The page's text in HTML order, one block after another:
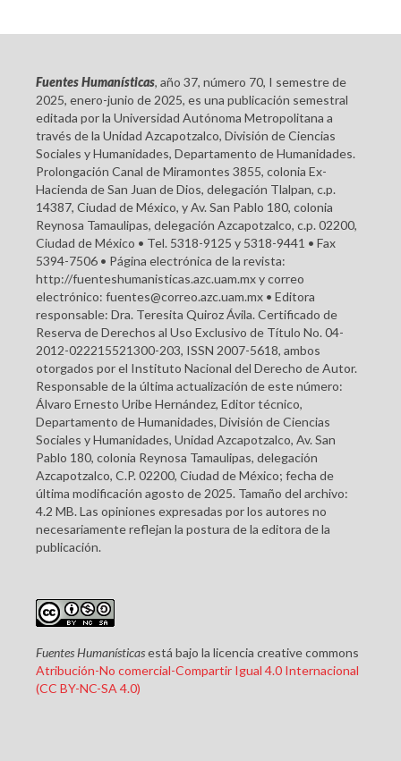
Fuentes Humanísticas, año 37, número 70, I semestre de
2025, enero-junio de 2025, es una publicación semestral
editada por la Universidad Autónoma Metropolitana a
través de la Unidad Azcapotzalco, División de Ciencias
Sociales y Humanidades, Departamento de Humanidades.
Prolongación Canal de Miramontes 3855, colonia Ex-
Hacienda de San Juan de Dios, delegación Tlalpan, c.p.
14387, Ciudad de México, y Av. San Pablo 180, colonia
Reynosa Tamaulipas, delegación Azcapotzalco, c.p. 02200,
Ciudad de México • Tel. 5318-9125 y 5318-9441 • Fax
5394-7506 • Página electrónica de la revista:
http://fuenteshumanisticas.azc.uam.mx y correo
electrónico: fuentes@correo.azc.uam.mx • Editora
responsable: Dra. Teresita Quiroz Ávila. Certificado de
Reserva de Derechos al Uso Exclusivo de Título No. 04-
2012-022215521300-203, ISSN 2007-5618, ambos
otorgados por el Instituto Nacional del Derecho de Autor.
Responsable de la última actualización de este número:
Álvaro Ernesto Uribe Hernández, Editor técnico,
Departamento de Humanidades, División de Ciencias
Sociales y Humanidades, Unidad Azcapotzalco, Av. San
Pablo 180, colonia Reynosa Tamaulipas, delegación
Azcapotzalco, C.P. 02200, Ciudad de México; fecha de
última modificación agosto de 2025. Tamaño del archivo:
4.2 MB. Las opiniones expresadas por los autores no
necesariamente reflejan la postura de la editora de la
publicación.
Fuentes Humanísticasestá bajo la licencia creative commons
Atribución-No comercial-Compartir Igual 4.0 Internacional
(CC BY-NC-SA 4.0)